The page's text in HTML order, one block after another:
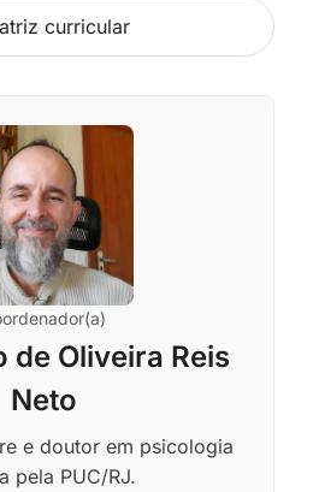
curricular
de Oliveira Reis
Neto
e doutor em psicologia
pela PUC/RJ.